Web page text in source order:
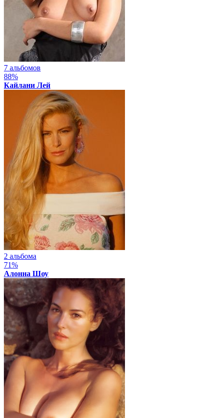
7 альбомов
88%
Кайлани Лей
2 альбома
71%
Алонна Шоу